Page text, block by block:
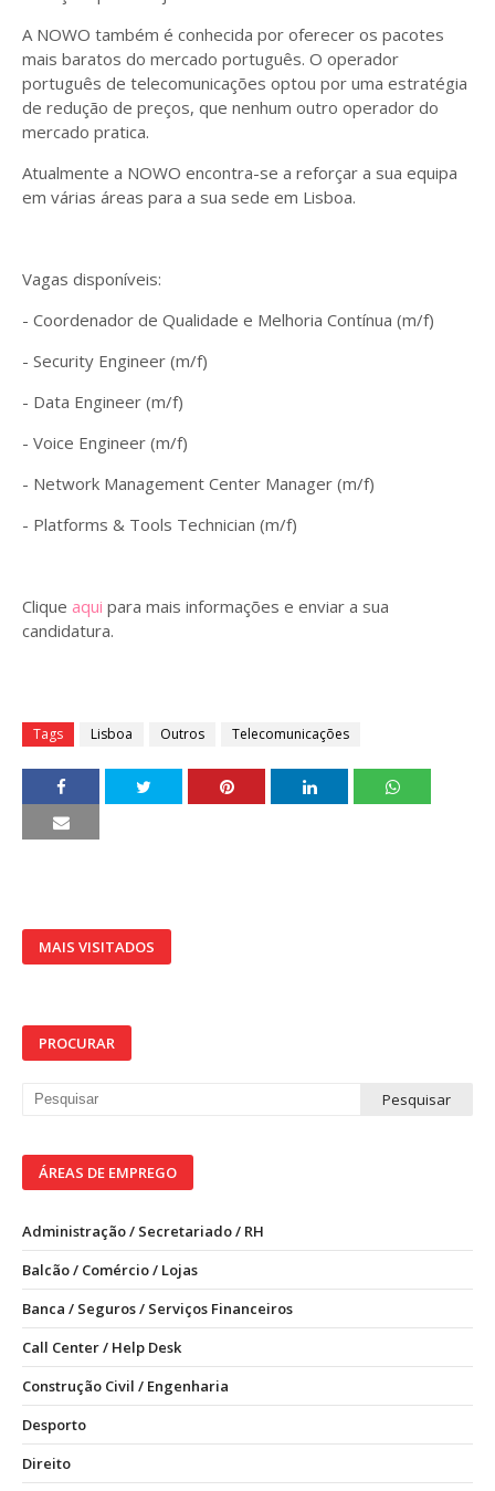
A NOWO também é conhecida por oferecer os pacotes
mais baratos do mercado português. O operador
português de telecomunicações optou por uma estratégia
de redução de preços, que nenhum outro operador do
mercado pratica.
Atualmente a NOWO encontra-se a reforçar a sua equipa
em várias áreas para a sua sede em Lisboa.
Vagas disponíveis:
- Coordenador de Qualidade e Melhoria Contínua (m/f)
- Security Engineer (m/f)
- Data Engineer (m/f)
- Voice Engineer (m/f)
- Network Management Center Manager (m/f)
- Platforms & Tools Technician (m/f)
Clique aqui para mais informações e enviar a sua
candidatura.
Tags Lisboa Outros Telecomunicações
MAIS VISITADOS
PROCURAR
ÁREAS DE EMPREGO
Administração / Secretariado / RH
Balcão / Comércio / Lojas
Banca / Seguros / Serviços Financeiros
Call Center / Help Desk
Construção Civil / Engenharia
Desporto
Direito